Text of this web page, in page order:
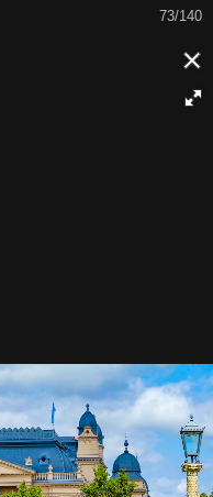
73/140